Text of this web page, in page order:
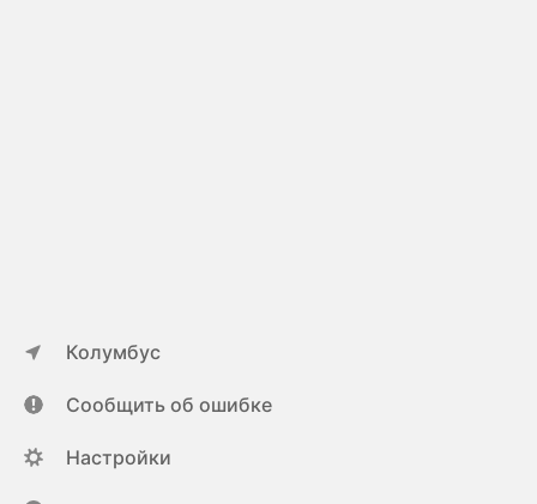
Колумбус
Сообщить об ошибке
Настройки